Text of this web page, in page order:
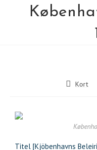
Kort
Titel [Kjöbenhavns